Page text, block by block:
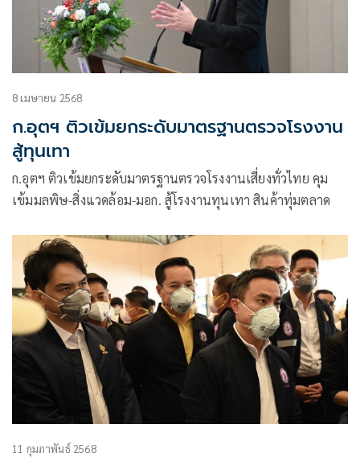
8 เมษายน 2568
ก.อุตฯ ติวเข้มยกระดับมาตรฐานตรวจโรงงาน
สู้ทุนเทา
ก.อุตฯ ติวเข้มยกระดับมาตรฐานตรวจโรงงานเสี่ยงทั่วไทย คุม
เข้มมลพิษ-สิ่งแวดล้อม-มอก. สู้โรงงานทุนเทา สินค้าทุ่มตลาด
11 กุมภาพันธ์ 2568